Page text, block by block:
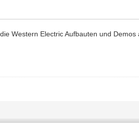
Western Electric Aufbauten und Demos